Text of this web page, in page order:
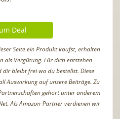
Deal
Seite ein Produkt kaufst, erhalten
als Vergütung. Für dich entstehen
bleibt frei wo du bestellst. Diese
Auswirkung auf unsere Beiträge. Zu
gehört unter anderem
Als Amazon-Partner verdienen wir